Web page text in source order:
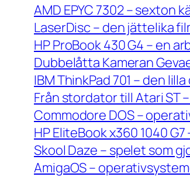
AMD EPYC 7302 –
LaserDisc – den jättelika
HP ProBook 430 G4 – en
Dubbelåtta Kameran
IBM ThinkPad 701 – den
Från stordator till Atari ST
Commodore DOS –
HP EliteBook x360 1040
Skool Daze – spelet som
AmigaOS –